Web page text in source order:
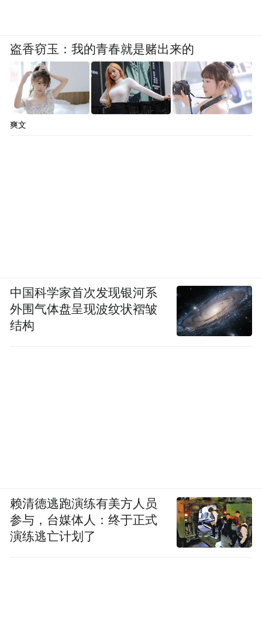
盗香窃玉：我的青春就是赌出来的
爽文
中国科学家首次发现银河系
外围气体盘呈现波纹状褶皱
结构
赖清德逃跑演练有美方人员
参与，台媒体人：终于正式
演练逃亡计划了